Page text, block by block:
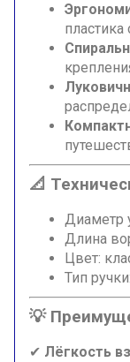
📐
Диаметр
Длина
Цвет:
Тип
💡
✔ Лёгкость